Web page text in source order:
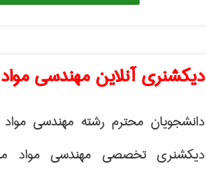
دیکشنری آنلاین مهندسی مواد
دانشجویان محترم رشته مهندسی مواد
دیکشنری تخصصی مهندسی مواد